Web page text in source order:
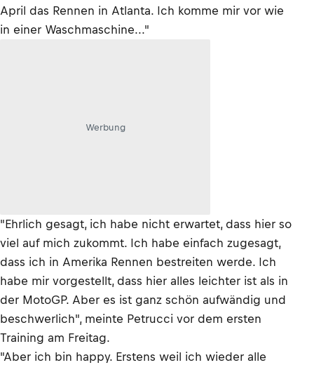
April das Rennen in Atlanta. Ich komme mir vor wie
in einer Waschmaschine..."
Werbung
"Ehrlich gesagt, ich habe nicht erwartet, dass hier so
viel auf mich zukommt. Ich habe einfach zugesagt,
dass ich in Amerika Rennen bestreiten werde. Ich
habe mir vorgestellt, dass hier alles leichter ist als in
der MotoGP. Aber es ist ganz schön aufwändig und
beschwerlich", meinte Petrucci vor dem ersten
Training am Freitag.
"Aber ich bin happy. Erstens weil ich wieder alle